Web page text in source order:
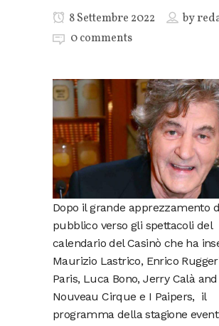
8 Settembre 2022 by
0 comments
Dopo il grande apprezzamento
pubblico verso gli spettacoli del
calendario del Casinò che ha
Maurizio Lastrico, Enrico
Paris, Luca Bono, Jerry Calà
Nouveau Cirque e I Paipers, il
programma della stagione